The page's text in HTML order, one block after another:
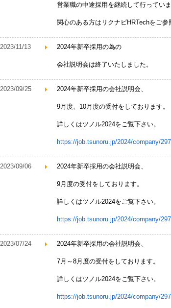
営業職の中途採用を継続して行っていま
関心のある方はリクナビHRTechをご参
2023/11/13 2024年新卒採用の為の
会社説明会は終了いたしました。
2023/09/25 2024年新卒採用の会社説明会、
9月度、10月度の受付をしております。
詳しくはツノル2024をご覧下さい。
https://job.tsunoru.jp/2024/company/
2023/09/06 2024年新卒採用の会社説明会、
9月度の受付をしております。
詳しくはツノル2024をご覧下さい。
https://job.tsunoru.jp/2024/company/
2023/07/24 2024年新卒採用の会社説明会、
7月～8月度の受付をしております。
詳しくはツノル2024をご覧下さい。
https://job.tsunoru.jp/2024/company/